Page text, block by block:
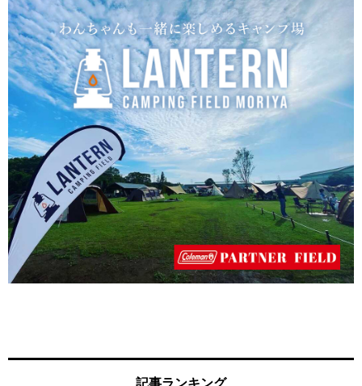
記事ランキング